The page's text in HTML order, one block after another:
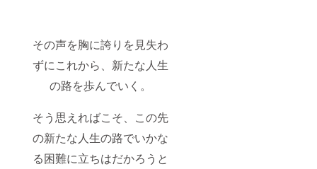
その声を胸に誇りを見失わ
ずにこれから、新たな人生
の路を歩んでいく。
そう思えればこそ、この先
の新たな人生の路でいかな
る困難に立ちはだかろうと